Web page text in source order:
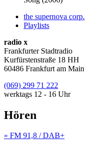
the supernova corp.
Playlists
radio x
Frankfurter Stadtradio
Kurfürstenstraße 18 HH
60486 Frankfurt am Main
(069) 299 71 222
werktags 12 - 16 Uhr
Hören
» FM 91,8 / DAB+